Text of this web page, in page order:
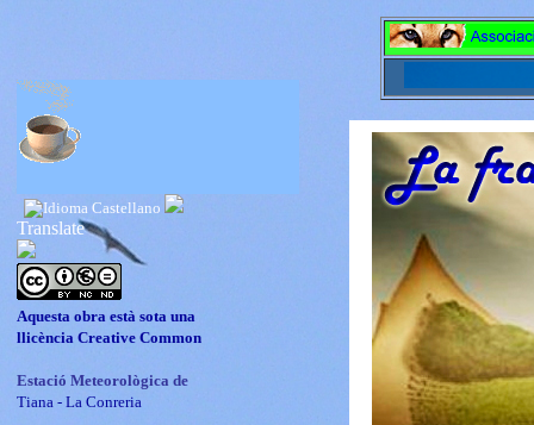
Translate
Aquesta obra està sota una
llicència Creative Common
Estació Meteorològica de
Tiana - La Conreria